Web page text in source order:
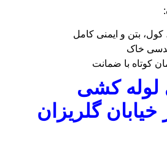
کول، بتن و ایمنی کامل
خاک
کوتاه با ضمانت
لوله کشی
گلریزان